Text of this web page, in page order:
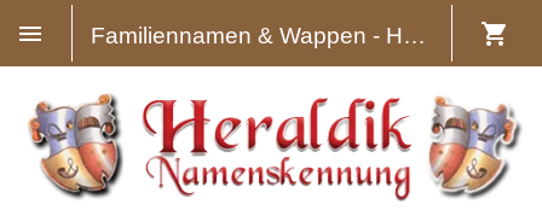
Familiennamen & Wappen - Heraldik